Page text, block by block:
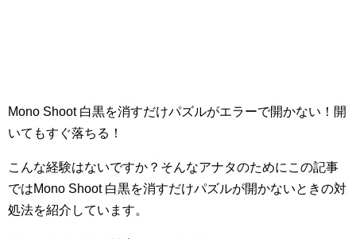
Mono Shoot 白黒を消すだけパズルがエラーで開かない！開
いてもすぐ落ちる！
こんな経験はないですか？そんなアナタのためにこの記事
ではMono Shoot 白黒を消すだけパズルが開かないときの対
処法を紹介しています。